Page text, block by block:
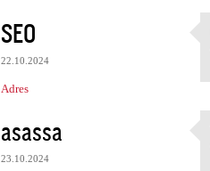
SEO
22.10.2024
Adres
asassa
23.10.2024